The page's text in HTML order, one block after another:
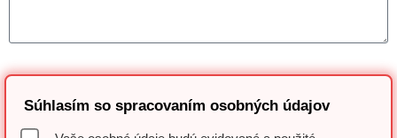
Súhlasím so spracovaním osobných údajov